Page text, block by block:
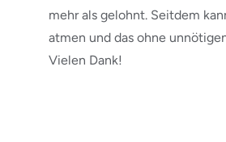
mehr als gelohnt. Seitdem
atmen und das ohne
Vielen Dank!